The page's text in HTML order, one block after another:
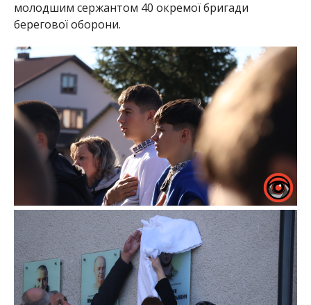
молодшим сержантом 40 окремої бригади
берегової оборони.